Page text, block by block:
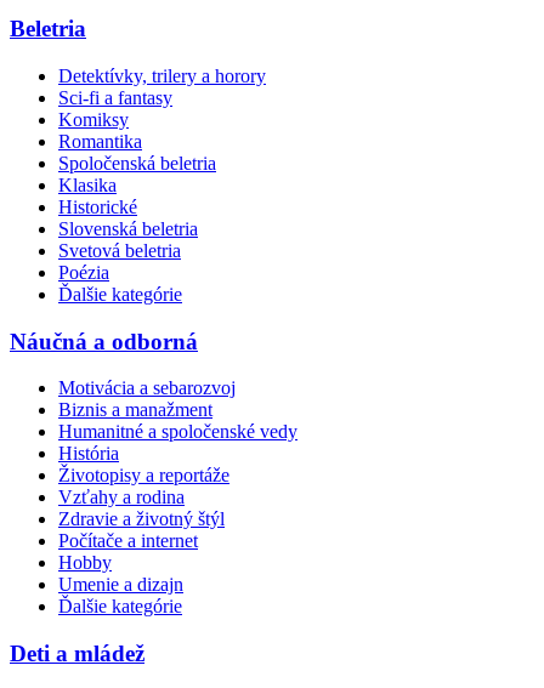
Beletria
Detektívky, trilery a horory
Sci-fi a fantasy
Komiksy
Romantika
Spoločenská beletria
Klasika
Historické
Slovenská beletria
Svetová beletria
Poézia
Ďalšie kategórie
Náučná a odborná
Motivácia a sebarozvoj
Biznis a manažment
Humanitné a spoločenské vedy
História
Životopisy a reportáže
Vzťahy a rodina
Zdravie a životný štýl
Počítače a internet
Hobby
Umenie a dizajn
Ďalšie kategórie
Deti a mládež